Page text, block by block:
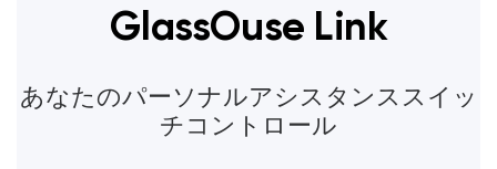
GlassOuse Link
あなたのパーソナルアシスタンススイッ
チコントロール